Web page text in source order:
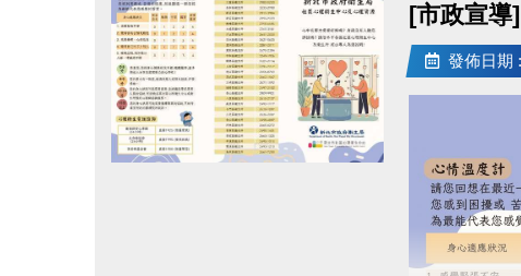
09:30 ~
11:00 ~
游泳分級檢
每位報名
【兒童陪同
未滿13歲
需購買50
[市政宣
發佈日期